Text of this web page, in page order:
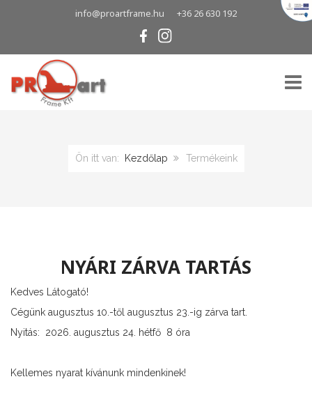
info@proartframe.hu +36 26 630 192
Ön itt van: Kezdőlap Termékeink
NYÁRI ZÁRVA TARTÁS
Kedves Látogató!
Cégünk augusztus 10.-től augusztus 23.-ig zárva tart.
Nyitás: 2026. augusztus 24. hétfő 8 óra
Kellemes nyarat kívánunk mindenkinek!